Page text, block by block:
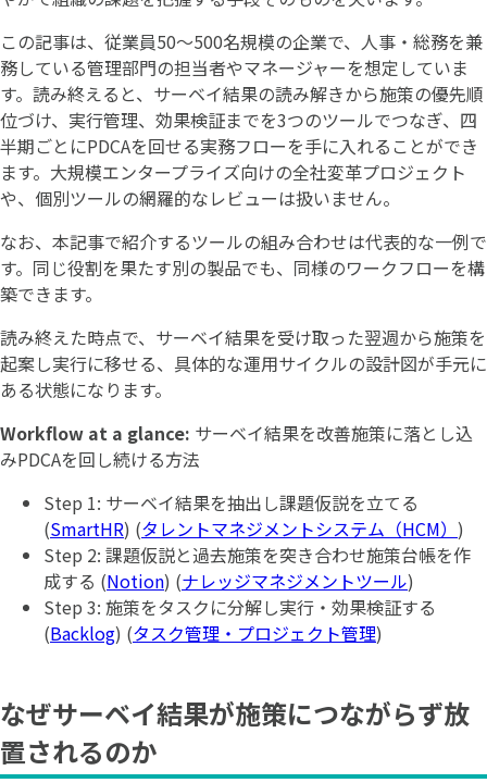
この記事は、従業員50〜500名規模の企業で、人事・総務を兼
務している管理部門の担当者やマネージャーを想定していま
す。読み終えると、サーベイ結果の読み解きから施策の優先順
位づけ、実行管理、効果検証までを3つのツールでつなぎ、四
半期ごとにPDCAを回せる実務フローを手に入れることができ
ます。大規模エンタープライズ向けの全社変革プロジェクト
や、個別ツールの網羅的なレビューは扱いません。
なお、本記事で紹介するツールの組み合わせは代表的な一例で
す。同じ役割を果たす別の製品でも、同様のワークフローを構
築できます。
読み終えた時点で、サーベイ結果を受け取った翌週から施策を
起案し実行に移せる、具体的な運用サイクルの設計図が手元に
ある状態になります。
Workflow at a glance: サーベイ結果を改善施策に落とし込
みPDCAを回し続ける方法
Step 1: サーベイ結果を抽出し課題仮説を立てる
(SmartHR) (タレントマネジメントシステム（HCM） )
Step 2: 課題仮説と過去施策を突き合わせ施策台帳を作
成する (Notion) (ナレッジマネジメントツール)
Step 3: 施策をタスクに分解し実行・効果検証する
(Backlog) (タスク管理・プロジェクト管理)
なぜサーベイ結果が施策につながらず放
置されるのか